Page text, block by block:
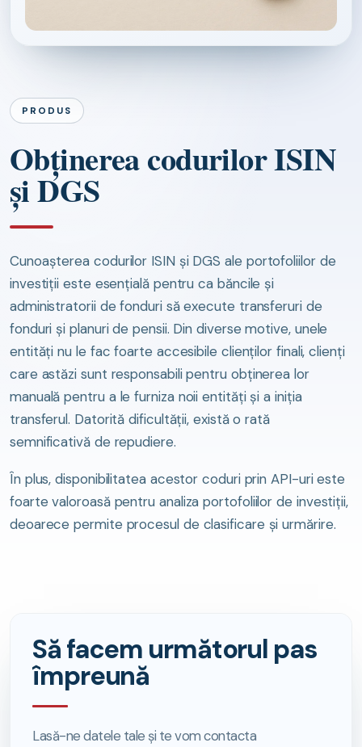
PRODUS
Obținerea codurilor ISIN
și DGS
Cunoașterea codurilor ISIN și DGS ale portofoliilor de
investiții este esențială pentru ca băncile și
administratorii de fonduri să execute transferuri de
fonduri și planuri de pensii. Din diverse motive, unele
entități nu le fac foarte accesibile clienților finali, clienți
care astăzi sunt responsabili pentru obținerea lor
manuală pentru a le furniza noii entități și a iniția
transferul. Datorită dificultății, există o rată
semnificativă de repudiere.
În plus, disponibilitatea acestor coduri prin API-uri este
foarte valoroasă pentru analiza portofoliilor de investiții,
deoarece permite procesul de clasificare și urmărire.
Să facem următorul pas
împreună
Lasă-ne datele tale și te vom contacta